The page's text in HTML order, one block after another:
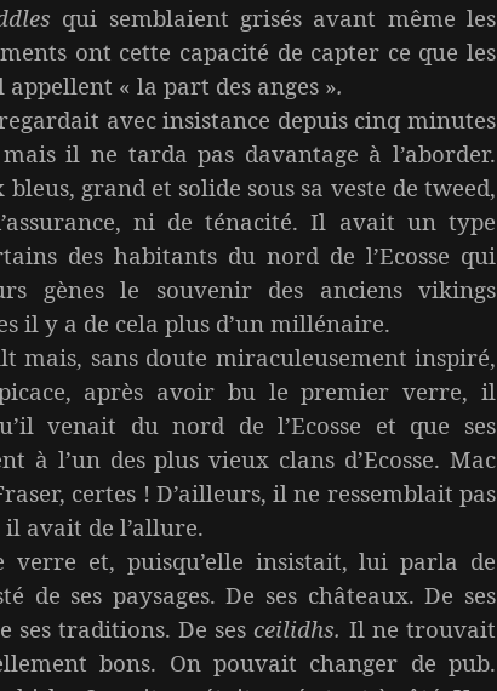
qui semblaient grisés avant même les
ont cette capacité de capter ce que les
appellent « la part des anges ».
avec insistance depuis cinq minutes
il ne tarda pas davantage à l’aborder.
grand et solide sous sa veste de tweed,
ni de ténacité. Il avait un type
des habitants du nord de l’Ecosse qui
gènes le souvenir des anciens vikings
il y a de cela plus d’un millénaire.
mais, sans doute miraculeusement inspiré,
après avoir bu le premier verre, il
venait du nord de l’Ecosse et que ses
à l’un des plus vieux clans d’Ecosse. Mac
certes ! D’ailleurs, il ne ressemblait pas
avait de l’allure.
et, puisqu’elle insistait, lui parla de
de ses paysages. De ses châteaux. De ses
ses traditions. De sesceilidhs. Il ne trouvait
bons. On pouvait changer de pub.